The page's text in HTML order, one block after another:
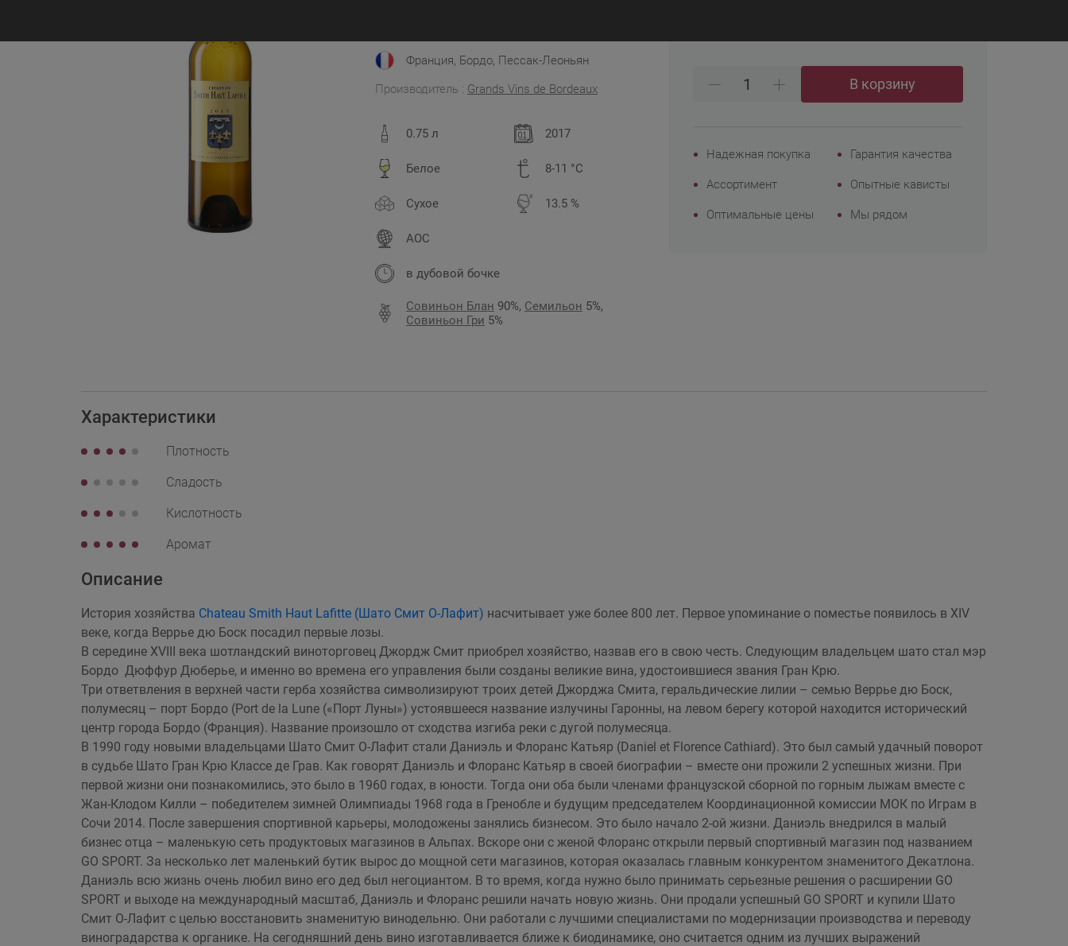
Франция, Бордо, Пессак-Леоньян
Производитель : Grands Vins de Bordeauх
0.75 л 2017
Белое 8-11 °C
Сухое 13.5 %
AOC
в дубовой бочке
Совиньон Блан 90%, Семильон 5%,
Совиньон Гри 5%
В корзину
Надежная покупка Гарантия качества
Ассортимент Опытные кависты
Оптимальные цены Мы рядом
Характеристики
Плотность
Сладость
Кислотность
Аромат
Описание
История хозяйства Chateau Smith Haut Lafitte (Шато Смит О-Лафит) насчитывает уже более 800 лет. Первое упоминание о поместье появилось в XIV
веке, когда Веррье дю Боск посадил первые лозы.
В середине XVIII века шотландский виноторговец Джордж Смит приобрел хозяйство, назвав его в свою честь. Следующим владельцем шато стал мэр
Бордо Дюффур Дюберье, и именно во времена его управления были созданы великие вина, удостоившиеся звания Гран Крю.
Три ответвления в верхней части герба хозяйства символизируют троих детей Джорджа Смита, геральдические лилии – семью Веррье дю Боск,
полумесяц – порт Бордо (Port de la Lune («Порт Луны») устоявшееся название излучины Гаронны, на левом берегу которой находится исторический
центр города Бордо (Франция). Название произошло от сходства изгиба реки с дугой полумесяца.
В 1990 году новыми владельцами Шато Смит О-Лафит стали Даниэль и Флоранс Катьяр (Daniel et Florence Cathiard). Это был самый удачный поворот
в судьбе Шато Гран Крю Классе де Грав. Как говорят Даниэль и Флоранс Катьяр в своей биографии – вместе они прожили 2 успешных жизни. При
первой жизни они познакомились, это было в 1960 годах, в юности. Тогда они оба были членами французской сборной по горным лыжам вместе с
Жан-Клодом Килли – победителем зимней Олимпиады 1968 года в Гренобле и будущим председателем Координационной комиссии МОК по Играм в
Сочи 2014. После завершения спортивной карьеры, молодожены занялись бизнесом. Это было начало 2-ой жизни. Даниэль внедрился в малый
бизнес отца – маленькую сеть продуктовых магазинов в Альпах. Вскоре они с женой Флоранс открыли первый спортивный магазин под названием
GO SPORT. За несколько лет маленький бутик вырос до мощной сети магазинов, которая оказалась главным конкурентом знаменитого Декатлона.
Даниэль всю жизнь очень любил вино его дед был негоциантом. В то время, когда нужно было принимать серьезные решения о расширении GO
SPORT и выходе на международный масштаб, Даниэль и Флоранс решили начать новую жизнь. Они продали успешный GO SPORT и купили Шато
Смит О-Лафит с целью восстановить знаменитую винодельню. Они работали с лучшими специалистами по модернизации производства и переводу
виноградарства к органике. На сегодняшний день вино изготавливается ближе к биодинамике, оно считается одним из лучших выражений